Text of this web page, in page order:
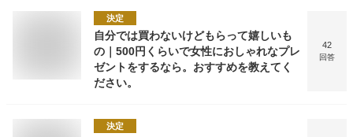
決定
自分では買わないけどもらって嬉しいも
の｜500円くらいで女性におしゃれなプレ
ゼントをするなら。おすすめを教えてく
ださい。
42
回答
決定